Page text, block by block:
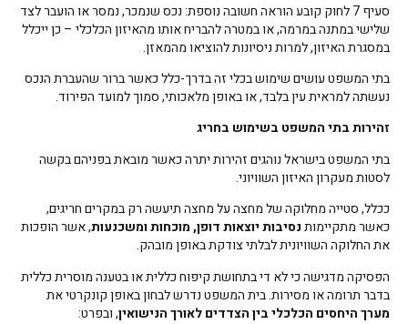
סעיף 7 לחוק קובע הוראה חשובה נוספת: נכס שנמכר, נמסר או הועבר לצד
שלישי במתנה במרמה, או במטרה להבריח אותו מהאיזון הכלכלי – כן ייכלל
במסגרת האיזון, למרות ניסיונות להוציאו מהמאזן.
בתי המשפט עושים שימוש בכלי זה בדרך-כלל כאשר ברור שהעברת הנכס
נעשתה למראית עין בלבד, או באופן מלאכותי, סמוך למועד הפירוד.
זהירות בתי המשפט בשימוש בחריג
בתי המשפט בישראל נוהגים זהירות יתרה כאשר מובאת בפניהם בקשה
לסטות מעקרון האיזון השוויוני.
ככלל, סטייה מחלוקה של מחצה על מחצה תיעשה רק במקרים חריגים,
כאשר מתקיימותנסיבות יוצאות דופן, מוכחות ומשכנעות, אשר הופכות
את החלוקה השוויונית לבלתי צודקת באופן מובהק.
הפסיקה מדגישה כי לא די בתחושת קיפוח כללית או בטענה מוסרית כללית
בדבר תרומה או מסירות. בית המשפט נדרש לבחון באופן קונקרטי את
מערך היחסים הכלכלי בין הצדדים לאורך הנישואין, ובפרט: